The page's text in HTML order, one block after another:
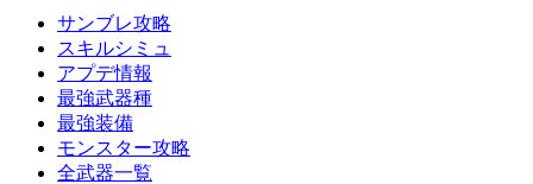
サンブレ攻略
スキルシミュ
アプデ情報
最強武器種
最強装備
モンスター攻略
全武器一覧